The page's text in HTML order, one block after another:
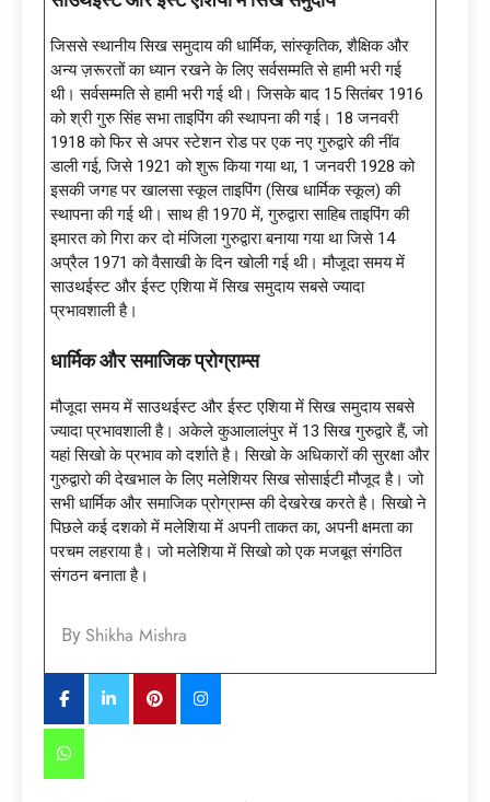
जिससे स्थानीय सिख समुदाय की धार्मिक, सांस्कृतिक, शैक्षिक और
अन्य ज़रूरतों का ध्यान रखने के लिए सर्वसम्मति से हामी भरी गई
थी। सर्वसम्मति से हामी भरी गई थी। जिसके बाद 15 सितंबर 1916
को श्री गुरु सिंह सभा ताइपिंग की स्थापना की गई। 18 जनवरी
1918 को फिर से अपर स्टेशन रोड पर एक नए गुरुद्वारे की नींव
डाली गई, जिसे 1921 को शुरू किया गया था, 1 जनवरी 1928 को
इसकी जगह पर खालसा स्कूल ताइपिंग (सिख धार्मिक स्कूल) की
स्थापना की गई थी। साथ ही 1970 में, गुरुद्वारा साहिब ताइपिंग की
इमारत को गिरा कर दो मंजिला गुरुद्वारा बनाया गया था जिसे 14
अप्रैल 1971 को वैसाखी के दिन खोली गई थी। मौजूदा समय में
साउथईस्ट और ईस्ट एशिया में सिख समुदाय सबसे ज्यादा
प्रभावशाली है।
धार्मिक और समाजिक प्रोग्राम्स
मौजूदा समय में साउथईस्ट और ईस्ट एशिया में सिख समुदाय सबसे
ज्यादा प्रभावशाली है। अकेले कुआलालंपुर में 13 सिख गुरुद्वारे हैं, जो
यहां सिखो के प्रभाव को दर्शाते है। सिखो के अधिकारों की सुरक्षा और
गुरुद्वारो की देखभाल के लिए मलेशियर सिख सोसाईटी मौजूद है। जो
सभी धार्मिक और समाजिक प्रोग्राम्स की देखरेख करते है। सिखो ने
पिछले कई दशको में मलेशिया में अपनी ताकत का, अपनी क्षमता का
परचम लहराया है। जो मलेशिया में सिखो को एक मजबूत संगठित
संगठन बनाता है।
By Shikha Mishra